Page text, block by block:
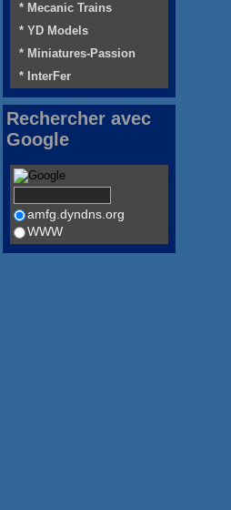
* Mecanic Trains
* YD Models
* Miniatures-Passion
* InterFer
Rechercher avec
Google
amfg.dyndns.org
WWW